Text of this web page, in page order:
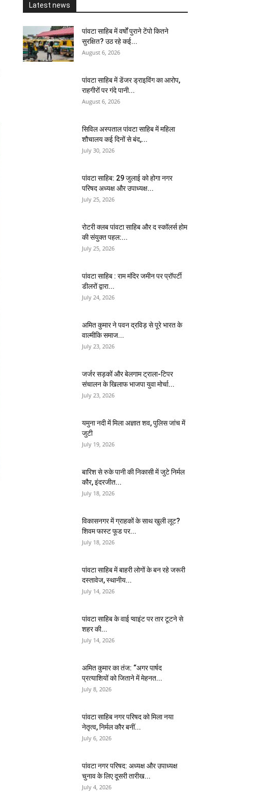
Latest news
पांवटा साहिब में वर्षों पुराने टेंपो कितने
सुरक्षित? उठ रहे कई...
August 6, 2026
पांवटा साहिब में डेंजर ड्राइविंग का आरोप,
राहगीरों पर गंदे पानी...
August 6, 2026
सिविल अस्पताल पांवटा साहिब में महिला
शौचालय कई दिनों से बंद,...
July 30, 2026
पांवटा साहिब: 29 जुलाई को होगा नगर
परिषद अध्यक्ष और उपाध्यक्ष...
July 25, 2026
​रोटरी क्लब पांवटा साहिब और द स्कॉलर्स होम
की संयुक्त पहल:...
July 25, 2026
पांवटा साहिब : राम मंदिर जमीन पर प्रॉपर्टी
डीलरों द्वारा...
July 24, 2026
अमित कुमार ने पवन द्रविड़ से पूरे भारत के
वाल्मीकि समाज...
July 23, 2026
जर्जर सड़कों और बेलगाम ट्राला-टिपर
संचालन के खिलाफ भाजपा युवा मोर्चा...
July 23, 2026
यमुना नदी में मिला अज्ञात शव, पुलिस जांच में
जुटी
July 19, 2026
बारिश से रुके पानी की निकासी में जुटे निर्मल
कौर, इंदरजीत...
July 18, 2026
विकासनगर में ग्राहकों के साथ खुली लूट?
शिवम फास्ट फूड पर...
July 18, 2026
पांवटा साहिब में बाहरी लोगों के बन रहे जरूरी
दस्तावेज, स्थानीय...
July 14, 2026
पांवटा साहिब के वाई प्वाइंट पर तार टूटने से
शहर की...
July 14, 2026
अमित कुमार का तंज: “अगर पार्षद
प्रत्याशियों को जिताने में मेहनत...
July 8, 2026
पांवटा साहिब नगर परिषद को मिला नया
नेतृत्व, निर्मल कौर बनीं...
July 6, 2026
पांवटा नगर परिषद: अध्यक्ष और उपाध्यक्ष
चुनाव के लिए दूसरी तारीख...
July 4, 2026